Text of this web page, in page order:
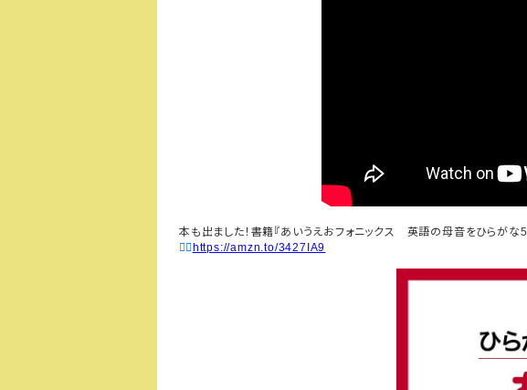
本も出ました！書籍『あいうえおフォニックス 英語の母音をひらがな5
👉🏻https://amzn.to/3427IA9